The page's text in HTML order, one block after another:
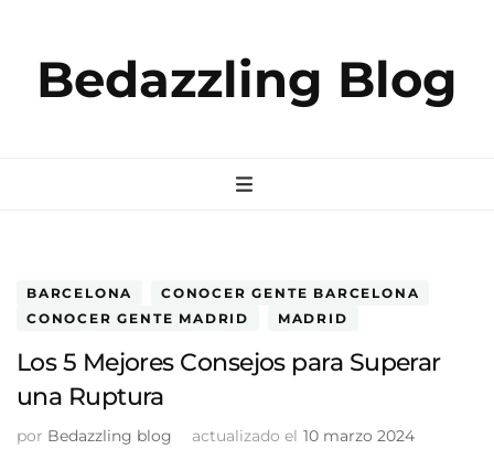
Bedazzling Blog
BARCELONA
CONOCER GENTE BARCELONA
CONOCER GENTE MADRID
MADRID
Los 5 Mejores Consejos para Superar
una Ruptura
por Bedazzling blog actualizado el 10 marzo 2024